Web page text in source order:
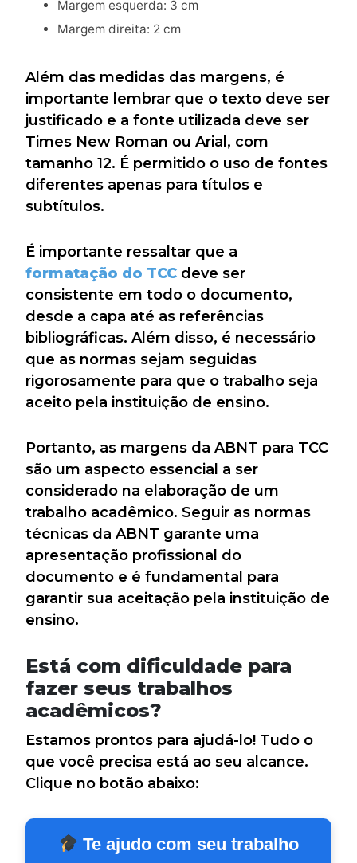
Margem esquerda: 3 cm
Margem direita: 2 cm
Além das medidas das margens, é
importante lembrar que o texto deve ser
justificado e a fonte utilizada deve ser
Times New Roman ou Arial, com
tamanho 12. É permitido o uso de fontes
diferentes apenas para títulos e
subtítulos.
É importante ressaltar que a
formatação do TCC deve ser
consistente em todo o documento,
desde a capa até as referências
bibliográficas. Além disso, é necessário
que as normas sejam seguidas
rigorosamente para que o trabalho seja
aceito pela instituição de ensino.
Portanto, as margens da ABNT para TCC
são um aspecto essencial a ser
considerado na elaboração de um
trabalho acadêmico. Seguir as normas
técnicas da ABNT garante uma
apresentação profissional do
documento e é fundamental para
garantir sua aceitação pela instituição de
ensino.
Está com dificuldade para
fazer seus trabalhos
acadêmicos?
Estamos prontos para ajudá-lo! Tudo o
que você precisa está ao seu alcance.
Clique no botão abaixo:
Te ajudo com seu trabalho